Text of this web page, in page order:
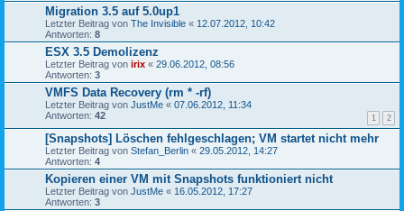
Migration 3.5 auf 5.0up1
Letzter Beitrag von The Invisible « 12.07.2012, 10:42
Antworten: 8
ESX 3.5 Demolizenz
Letzter Beitrag von irix « 29.06.2012, 08:56
Antworten: 3
VMFS Data Recovery (rm * -rf)
Letzter Beitrag von JustMe « 07.06.2012, 11:34
Antworten: 42 1 2
[Snapshots] Löschen fehlgeschlagen; VM startet nicht mehr
Letzter Beitrag von Stefan_Berlin « 29.05.2012, 14:27
Antworten: 4
Kopieren einer VM mit Snapshots funktioniert nicht
Letzter Beitrag von JustMe « 16.05.2012, 17:27
Antworten: 3